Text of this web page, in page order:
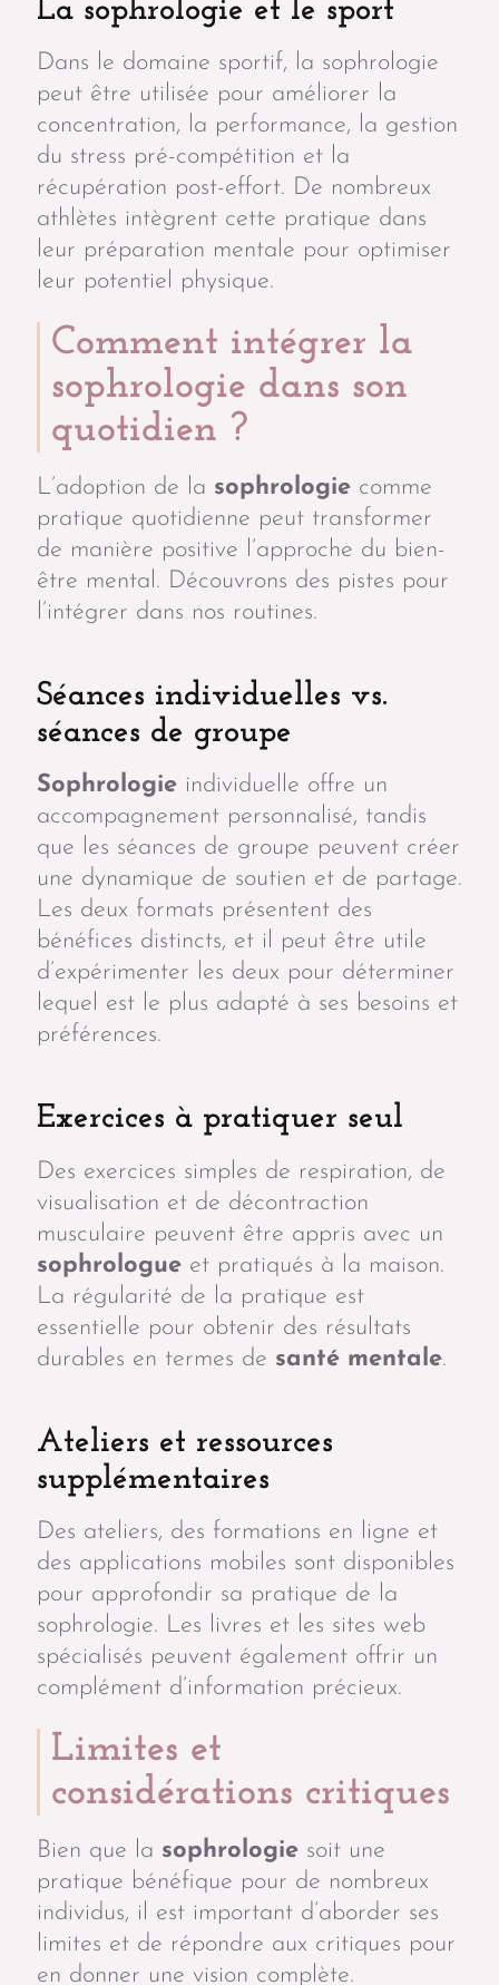
La sophrologie et le sport
Dans le domaine sportif, la sophrologie
peut être utilisée pour améliorer la
concentration, la performance, la gestion
du stress pré-compétition et la
récupération post-effort. De nombreux
athlètes intègrent cette pratique dans
leur préparation mentale pour optimiser
leur potentiel physique.
Comment intégrer la
sophrologie dans son
quotidien ?
L’adoption de la sophrologie comme
pratique quotidienne peut transformer
de manière positive l’approche du bien-
être mental. Découvrons des pistes pour
l’intégrer dans nos routines.
Séances individuelles vs.
séances de groupe
Sophrologie individuelle offre un
accompagnement personnalisé, tandis
que les séances de groupe peuvent créer
une dynamique de soutien et de partage.
Les deux formats présentent des
bénéfices distincts, et il peut être utile
d’expérimenter les deux pour déterminer
lequel est le plus adapté à ses besoins et
préférences.
Exercices à pratiquer seul
Des exercices simples de respiration, de
visualisation et de décontraction
musculaire peuvent être appris avec un
sophrologue et pratiqués à la maison.
La régularité de la pratique est
essentielle pour obtenir des résultats
durables en termes de santé mentale.
Ateliers et ressources
supplémentaires
Des ateliers, des formations en ligne et
des applications mobiles sont disponibles
pour approfondir sa pratique de la
sophrologie. Les livres et les sites web
spécialisés peuvent également offrir un
complément d’information précieux.
Limites et
considérations critiques
Bien que la sophrologie soit une
pratique bénéfique pour de nombreux
individus, il est important d’aborder ses
limites et de répondre aux critiques pour
en donner une vision complète.